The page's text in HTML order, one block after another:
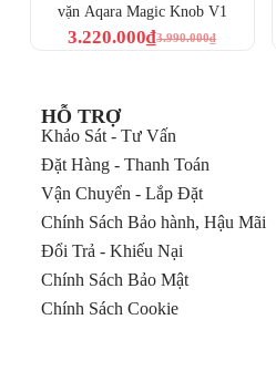
Khi hệ thống điện
thiết bị.
nguy cơ chạm cháy.
Chống sét và xung điện:
Thiết kế mô-đun:
vặn Aqara Magic Knob V1
3.990.000₫
3.220.000₫
HỖ TRỢ
Khảo Sát - Tư Vấn
Đặt Hàng - Thanh Toán
Vận Chuyển - Lắp Đặt
Chính Sách Bảo hành, Hậu Mãi
Đổi Trả - Khiếu Nại
Chính Sách Bảo Mật
Chính Sách Cookie